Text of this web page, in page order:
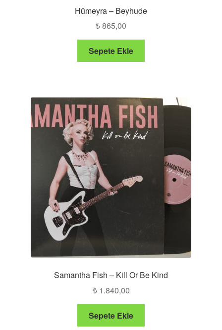
Hümeyra – Beyhude
₺865,00
Sepete Ekle
Samantha Fish – Kill Or Be Kind
₺1.840,00
Sepete Ekle